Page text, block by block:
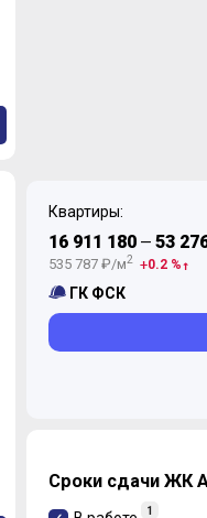
Квартиры:
16 911 180— 53
535 787 ₽/м2 0.2 %
ГК ФСК
Сроки сдачи ЖК
1